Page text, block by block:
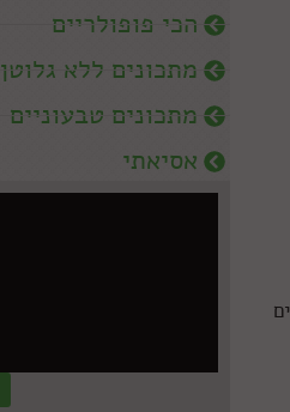
הכי פופולריים
מתכונים ללא גלוטן
מתכונים טבעוניים
אסיאתי